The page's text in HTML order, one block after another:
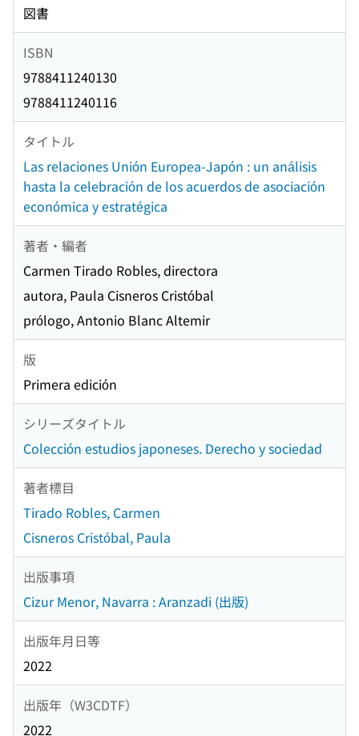
図書
ISBN
9788411240130
9788411240116
タイトル
Las relaciones Unión Europea-Japón : un análisis
hasta la celebración de los acuerdos de asociación
económica y estratégica
著者・編者
Carmen Tirado Robles, directora
autora, Paula Cisneros Cristóbal
prólogo, Antonio Blanc Altemir
版
Primera edición
シリーズタイトル
Colección estudios japoneses. Derecho y sociedad
著者標目
Tirado Robles, Carmen
Cisneros Cristóbal, Paula
出版事項
Cizur Menor, Navarra : Aranzadi (出版)
出版年月日等
2022
出版年（W3CDTF）
2022